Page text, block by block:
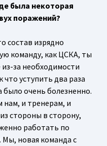
была некоторая
поражений?
состав изрядно
команду, как ЦСКА, ты
за необходимости
уступить два раза
было очень болезненно.
и тренерам, и
стороны в сторону,
работать по
Мы, новая команда с